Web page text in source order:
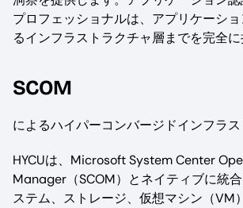
プロフェッショナルは、アプリケーシ
るインフラストラクチャ層までを完全に
SCOM
によるハイパーコンバージドインフラ
HYCUは、Microsoft System Center
Manager（SCOM）とネイティブに統
ステム、ストレージ、仮想マシン（VM